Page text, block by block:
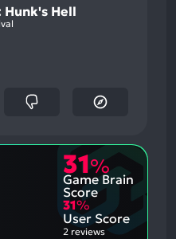
Hunk's Hell
31%
Game Brain
Score
31%
User Score
2 reviews